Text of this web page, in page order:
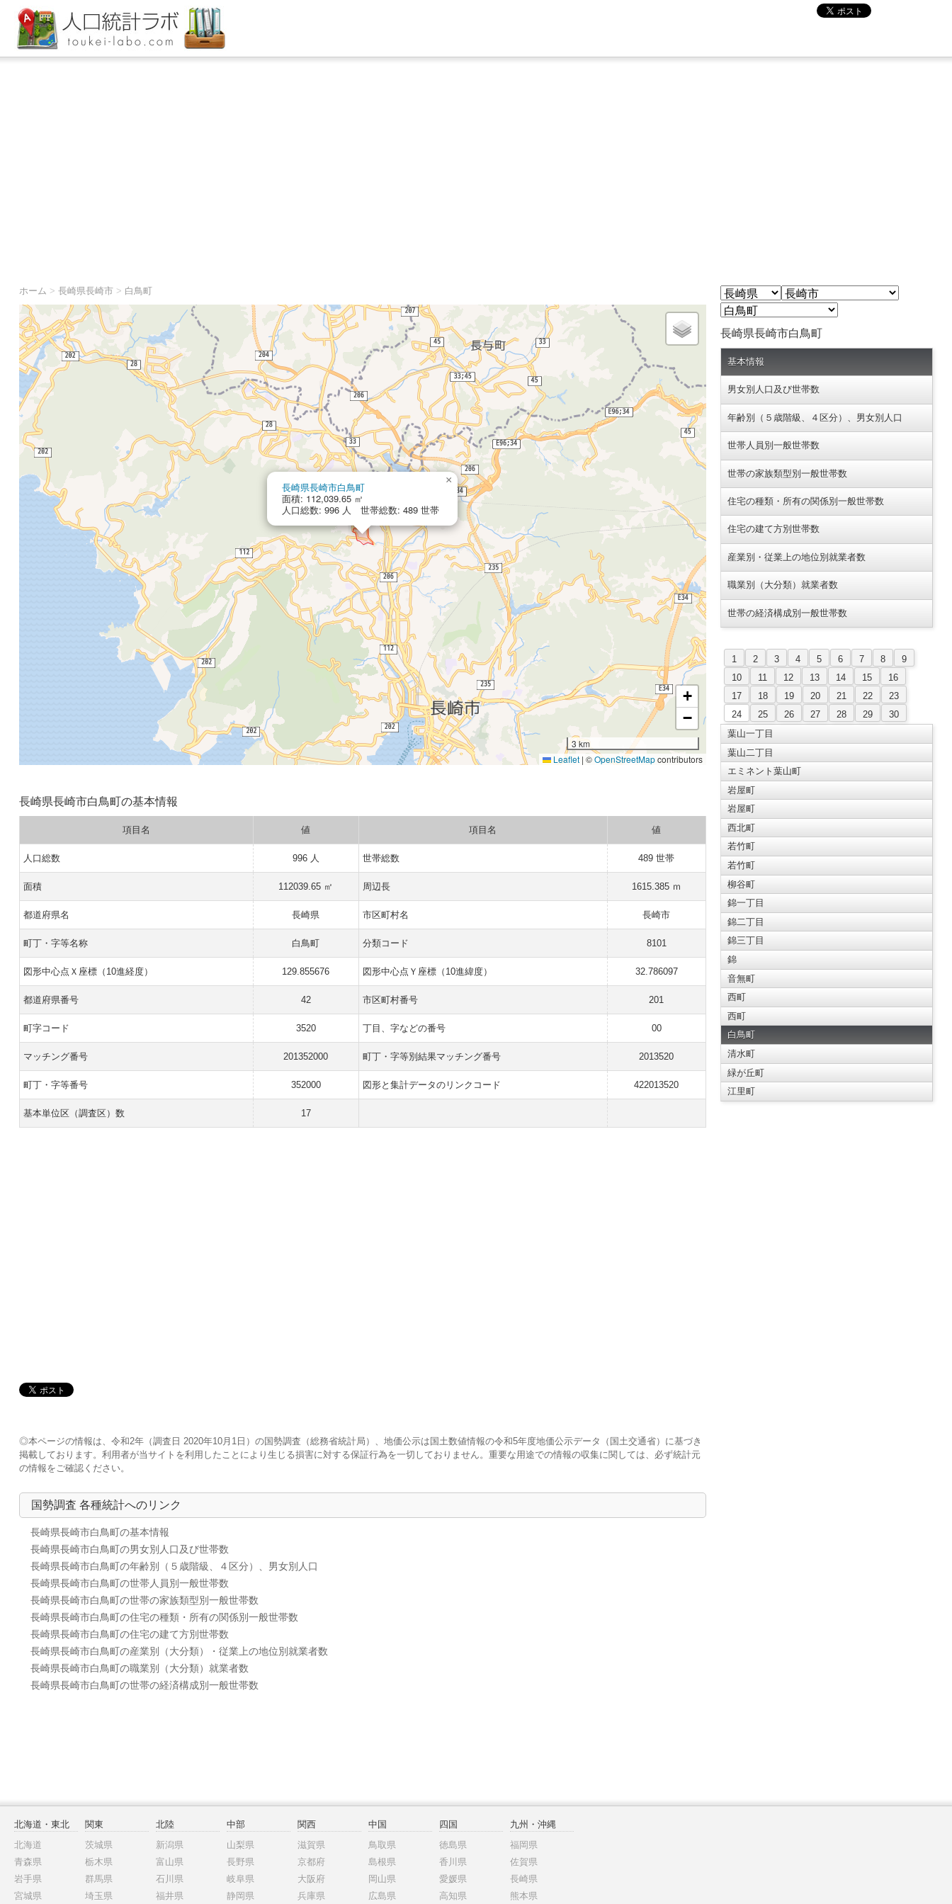
ホーム > 長崎県長崎市> 白鳥町
長崎県長崎市白鳥町
面積: 112,039.65 ㎡
人口総数: 996 人 世帯総数: 489 世帯
×
+
−
3 km
Leaflet | ©OpenStreetMapcontributors
長崎県長崎市白鳥町の基本情報
項目名 値 項目名 値
人口総数 996 人 世帯総数 489 世帯
面積 112039.65 ㎡ 周辺長 1615.385 ｍ
都道府県名 長崎県 市区町村名 長崎市
町丁・字等名称 白鳥町 分類コード 8101
図形中心点Ｘ座標（10進経度） 129.855676 図形中心点Ｙ座標（10進緯度） 32.786097
都道府県番号 42 市区町村番号 201
町字コード 3520 丁目、字などの番号 00
マッチング番号 201352000 町丁・字等別結果マッチング番号 2013520
町丁・字等番号 352000 図形と集計データのリンクコード 422013520
基本単位区（調査区）数 17
◎本ページの情報は、令和2年（調査日 2020年10月1日）の国勢調査（総務省統計局）、地価公示は国土数値情報の令和5年度地価公示データ（国土交通省）に基づき
掲載しております。利用者が当サイトを利用したことにより生じる損害に対する保証行為を一切しておりません。重要な用途での情報の収集に関しては、必ず統計元
の情報をご確認ください。
国勢調査 各種統計へのリンク
長崎県長崎市白鳥町の基本情報
長崎県長崎市白鳥町の男女別人口及び世帯数
長崎県長崎市白鳥町の年齢別（５歳階級、４区分）、男女別人口
長崎県長崎市白鳥町の世帯人員別一般世帯数
長崎県長崎市白鳥町の世帯の家族類型別一般世帯数
長崎県長崎市白鳥町の住宅の種類・所有の関係別一般世帯数
長崎県長崎市白鳥町の住宅の建て方別世帯数
長崎県長崎市白鳥町の産業別（大分類）・従業上の地位別就業者数
長崎県長崎市白鳥町の職業別（大分類）就業者数
長崎県長崎市白鳥町の世帯の経済構成別一般世帯数
長崎県長崎市白鳥町
基本情報
男女別人口及び世帯数
年齢別（５歳階級、４区分）、男女別人口
世帯人員別一般世帯数
世帯の家族類型別一般世帯数
住宅の種類・所有の関係別一般世帯数
住宅の建て方別世帯数
産業別・従業上の地位別就業者数
職業別（大分類）就業者数
世帯の経済構成別一般世帯数
1 2 3 4 5 6 7 8
9
10
11 12 13 14 15
16
17
18 19 20 21 22
23
24
25 26 27 28 29
30
葉山一丁目
葉山二丁目
エミネント葉山町
岩屋町
岩屋町
西北町
若竹町
若竹町
柳谷町
錦一丁目
錦二丁目
錦三丁目
錦
音無町
西町
西町
白鳥町
清水町
緑が丘町
江里町
北海道・東北
北海道
青森県
岩手県
宮城県
関東
茨城県
栃木県
群馬県
埼玉県
北陸
新潟県
富山県
石川県
福井県
中部
山梨県
長野県
岐阜県
静岡県
関西
滋賀県
京都府
大阪府
兵庫県
中国
鳥取県
島根県
岡山県
広島県
四国
徳島県
香川県
愛媛県
高知県
九州・沖縄
福岡県
佐賀県
長崎県
熊本県